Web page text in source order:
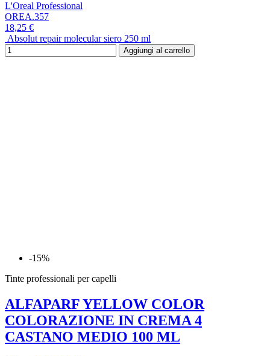
L'Oreal Professional
OREA.357
18,25 €
Absolut repair molecular siero 250 ml
Aggiungi al carrello
-15%
Tinte professionali per capelli
ALFAPARF YELLOW COLOR
COLORAZIONE IN CREMA 4
CASTANO MEDIO 100 ML